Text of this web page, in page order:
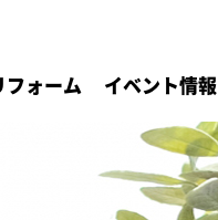
フォーム イベント情報